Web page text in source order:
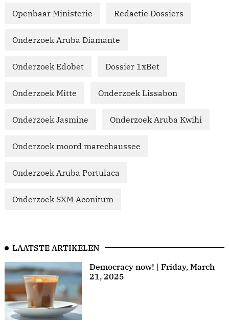
Openbaar Ministerie Redactie Dossiers
Onderzoek Aruba Diamante
Onderzoek Edobet Dossier 1xBet
Onderzoek Mitte Onderzoek Lissabon
Onderzoek Jasmine Onderzoek Aruba Kwihi
Onderzoek moord marechaussee
Onderzoek Aruba Portulaca
Onderzoek SXM Aconitum
LAATSTE ARTIKELEN
Democracy now! | Friday, March
21, 2025